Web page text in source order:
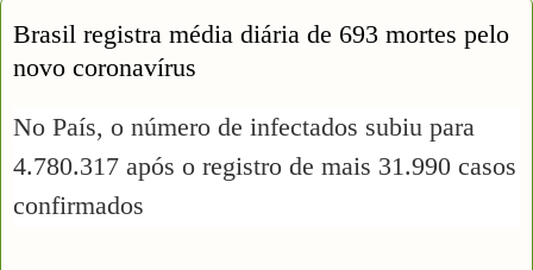
Brasil registra média diária de 693 mortes pelo
novo coronavírus
No País, o número de infectados subiu para
4.780.317 após o registro de mais 31.990 casos
confirmados